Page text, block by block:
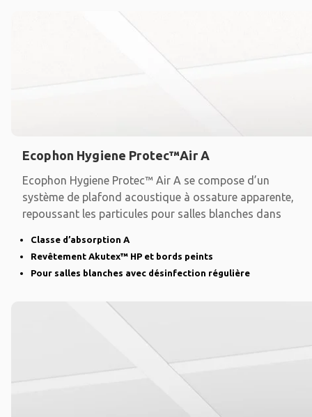
Ecophon Hygiene Protec™Air A
Ecophon Hygiene Protec™ Air A se compose d’un
système de plafond acoustique à ossature apparente,
repoussant les particules pour salles blanches dans
Classe d’absorption A
Revêtement Akutex™ HP et bords peints
Pour salles blanches avec désinfection régulière